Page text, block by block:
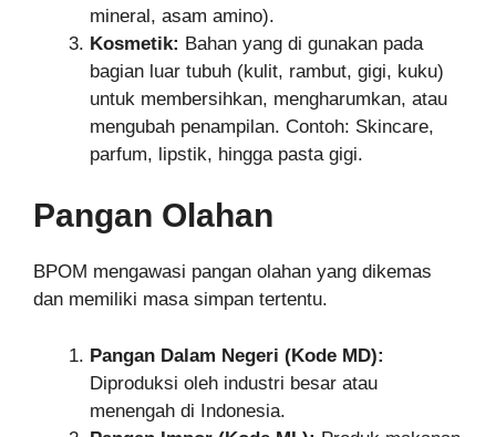
mineral, asam amino).
Kosmetik: Bahan yang di gunakan pada
bagian luar tubuh (kulit, rambut, gigi, kuku)
untuk membersihkan, mengharumkan, atau
mengubah penampilan. Contoh: Skincare,
parfum, lipstik, hingga pasta gigi.
Pangan Olahan
BPOM mengawasi pangan olahan yang dikemas
dan memiliki masa simpan tertentu.
Pangan Dalam Negeri (Kode MD):
Diproduksi oleh industri besar atau
menengah di Indonesia.